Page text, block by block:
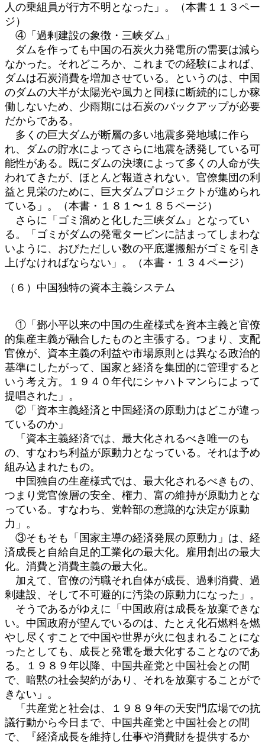
人の乗組員が行方不明となった」。（本書１１３ペー
ジ）
④「過剰建設の象徴・三峡ダム」
ダムを作っても中国の石炭火力発電所の需要は減ら
なかった。それどころか、これまでの経験によれば、
ダムは石炭消費を増加させている。というのは、中国
のダムの大半が太陽光や風力と同様に断続的にしか稼
働しないため、少雨期には石炭のバックアップが必要
だからである。
多くの巨大ダムが断層の多い地震多発地域に作ら
れ、ダムの貯水によってさらに地震を誘発している可
能性がある。既にダムの決壊によって多くの人命が失
われてきたが、ほとんど報道されない。官僚集団の利
益と見栄のために、巨大ダムプロジェクトが進められ
ている」。（本書・１８１〜１８５ページ）
さらに「ゴミ溜めと化した三峡ダム」となってい
る。「ゴミがダムの発電タービンに詰まってしまわな
いように、おびただしい数の平底運搬船がゴミを引き
上げなければならない」。（本書・１３４ページ）
（６）中国独特の資本主義システム
①「鄧小平以来の中国の生産様式を資本主義と官僚
的集産主義が融合したものと主張する。つまり、支配
官僚が、資本主義の利益や市場原則とは異なる政治的
基準にしたがって、国家と経済を集団的に管理すると
いう考え方。１９４０年代にシャハトマンらによって
提唱された」。
②「資本主義経済と中国経済の原動力はどこが違っ
ているのか」
「資本主義経済では、最大化されるべき唯一のも
の、すなわち利益が原動力となっている。それは予め
組み込まれたもの。
中国独自の生産様式では、最大化されるべきもの、
つまり党官僚層の安全、権力、富の維持が原動力とな
っている。すなわち、党幹部の意識的な決定が原動
力」。
③そもそも「国家主導の経済発展の原動力」は、経
済成長と自給自足的工業化の最大化。雇用創出の最大
化。消費と消費主義の最大化。
加えて、官僚の汚職それ自体が成長、過剰消費、過
剰建設、そして不可避的に汚染の原動力になった」。
そうであるがゆえに「中国政府は成長を放棄できな
い。中国政府が望んでいるのは、たとえ化石燃料を燃
やし尽くすことで中国や世界が火に包まれることにな
ったとしても、成長と発電を最大化することなのであ
る。１９８９年以降、中国共産党と中国社会との間
で、暗黙の社会契約があり、それを放棄することがで
きない」。
「共産党と社会は、１９８９年の天安門広場での抗
議行動から今日まで、中国共産党と中国社会との間
で、『経済成長を維持し仕事や消費財を提供するか